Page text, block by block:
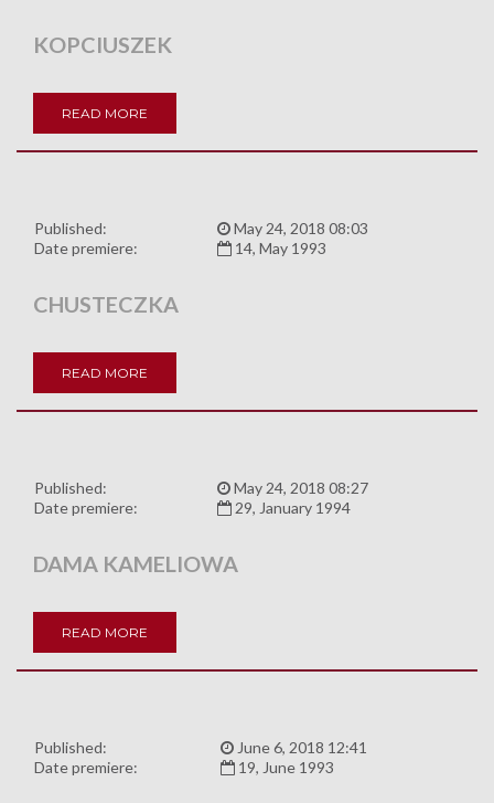
KOPCIUSZEK
READ MORE
Published:
May 24, 2018 08:03
Date premiere:
14, May 1993
CHUSTECZKA
READ MORE
Published:
May 24, 2018 08:27
Date premiere:
29, January 1994
DAMA KAMELIOWA
READ MORE
Published:
June 6, 2018 12:41
Date premiere:
19, June 1993